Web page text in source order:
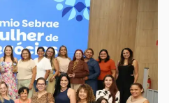
Notícias